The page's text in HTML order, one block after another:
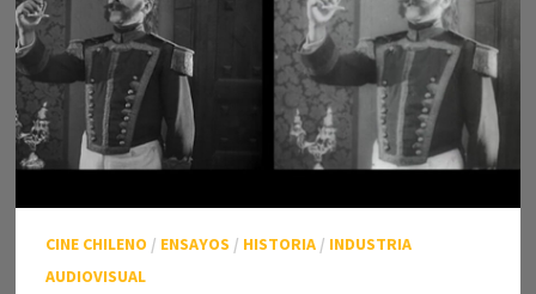
CINE CHILENO / ENSAYOS / HISTORIA/ INDUSTRIA
AUDIOVISUAL